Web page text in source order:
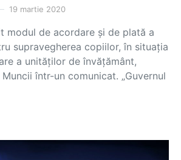
19 martie 2020
modul de acordare și de plată a
supravegherea copiilor, în situația
a unităților de învățământ,
într-un comunicat. „Guvernul